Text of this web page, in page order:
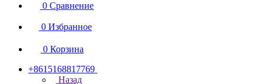
0 Сравнение
0 Избранное
0 Корзина
+8615168817769
Назад